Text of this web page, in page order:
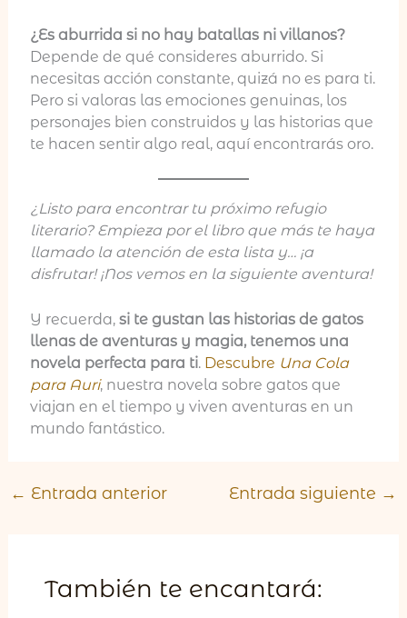
¿Es aburrida si no hay batallas ni villanos?
Depende de qué consideres aburrido. Si
necesitas acción constante, quizá no es para ti.
Pero si valoras las emociones genuinas, los
personajes bien construidos y las historias que
te hacen sentir algo real, aquí encontrarás oro.
¿Listo para encontrar tu próximo refugio
literario? Empieza por el libro que más te haya
llamado la atención de esta lista y… ¡a
disfrutar! ¡Nos vemos en la siguiente aventura!
Y recuerda, si te gustan las historias de gatos
llenas de aventuras y magia, tenemos una
novela perfecta para ti. Descubre Una Cola
para Auri, nuestra novela sobre gatos que
viajan en el tiempo y viven aventuras en un
mundo fantástico.
← Entrada anterior Entrada siguiente →
También te encantará: